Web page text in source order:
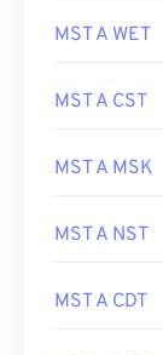
MST A WET
MST A CST
MST A MSK
MST A NST
MST A CDT